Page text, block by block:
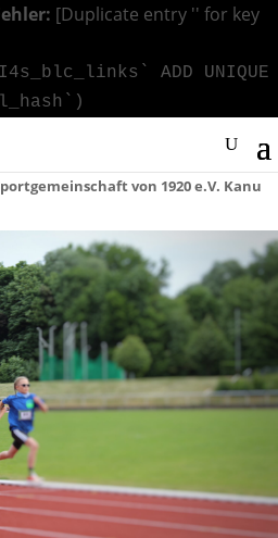
[Duplicate entry '' for key
ADD UNIQUE
von 1920 e.V. Kanu